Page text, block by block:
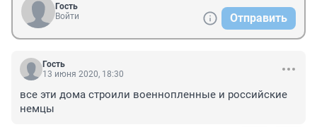
Гость
Войти
Отправить
Гость
13 июня 2020, 18:30
все эти дома строили военнопленные и российские
немцы